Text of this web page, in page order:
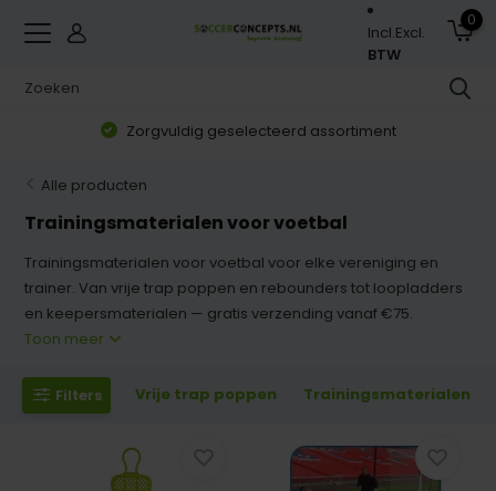
Incl.Excl.
BTW
0
Zorgvuldig geselecteerd assortiment
Alle producten
Trainingsmaterialen voor voetbal
Trainingsmaterialen voor voetbal voor elke vereniging en
trainer. Van vrije trap poppen en rebounders tot loopladders
en keepersmaterialen — gratis verzending vanaf €75.
Toon meer
Filters Vrije trap poppen Trainingsmaterialen